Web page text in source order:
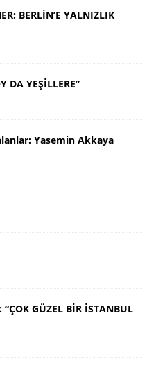
BERLİN’E YALNIZLIK
DA YEŞİLLERE”
Yasemin Akkaya
“ÇOK GÜZEL BİR İSTANBUL